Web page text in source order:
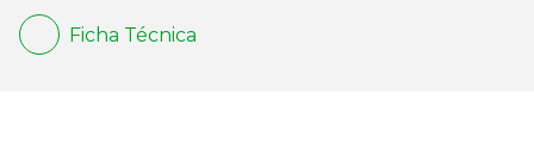
Ficha Técnica